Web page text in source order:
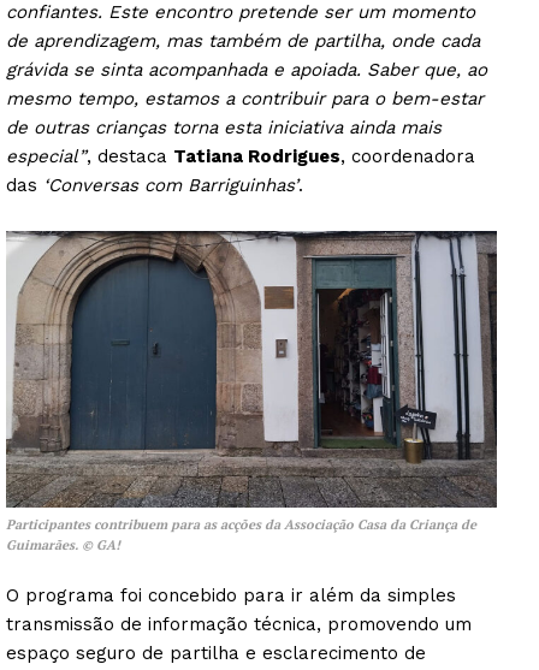
confiantes. Este encontro pretende ser um momento
de aprendizagem, mas também de partilha, onde cada
grávida se sinta acompanhada e apoiada. Saber que, ao
mesmo tempo, estamos a contribuir para o bem-estar
de outras crianças torna esta iniciativa ainda mais
especial”, destaca Tatiana Rodrigues, coordenadora
das ‘Conversas com Barriguinhas’.
Participantes contribuem para as acções da Associação Casa da Criança de
Guimarães. © GA!
O programa foi concebido para ir além da simples
transmissão de informação técnica, promovendo um
espaço seguro de partilha e esclarecimento de